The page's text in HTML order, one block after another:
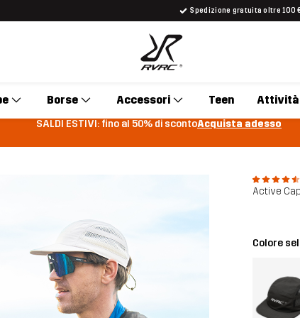
Spedizione gratuita oltre 100
Borse Accessori Teen Attività
SALDI ESTIVI: fino al 50% di scontoAcquista adesso
Active
Colore